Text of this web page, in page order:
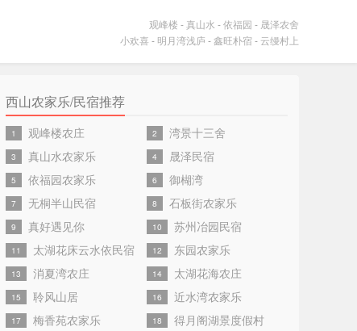
观峰楼 - 真山水 -依福园 - 晟泽农舍
小欢喜- 明月湾浅庐 -鑫旺朴宿- 云缦村上
西山农家乐/民宿推荐
1 观峰楼农庄 2 湾景十三舍
3 真山水农家乐 4 晟泽民宿
5 依福园农家乐 6 御楜湾
7 无桐半山民宿 8 石板街农家乐
9 真好遇见你 10 苏州冶园民宿
11 太湖花床云水依民宿 12 东园农家乐
13 消夏湾农庄 14 太湖花海农庄
15 聆风山居 16 近水湾农家乐
17 梅香苑农家乐 18 得月阁湖景度假村